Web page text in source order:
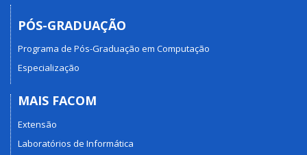
PÓS-GRADUAÇÃO
Programa de Pós-Graduação em Computação
Especialização
MAIS FACOM
Extensão
Laboratórios de Informática